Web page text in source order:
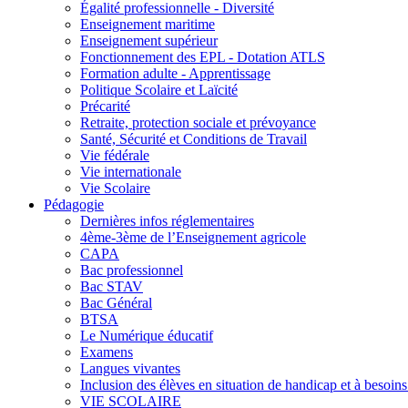
Égalité professionnelle - Diversité
Enseignement maritime
Enseignement supérieur
Fonctionnement des EPL - Dotation ATLS
Formation adulte - Apprentissage
Politique Scolaire et Laïcité
Précarité
Retraite, protection sociale et prévoyance
Santé, Sécurité et Conditions de Travail
Vie fédérale
Vie internationale
Vie Scolaire
Pédagogie
Dernières infos réglementaires
4ème-3ème de l’Enseignement agricole
CAPA
Bac professionnel
Bac STAV
Bac Général
BTSA
Le Numérique éducatif
Examens
Langues vivantes
Inclusion des élèves en situation de handicap et à
VIE SCOLAIRE